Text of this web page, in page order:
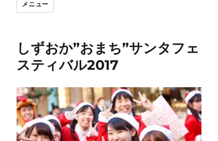
メニュー
しずおか”おまち”サンタフェ
スティバル2017